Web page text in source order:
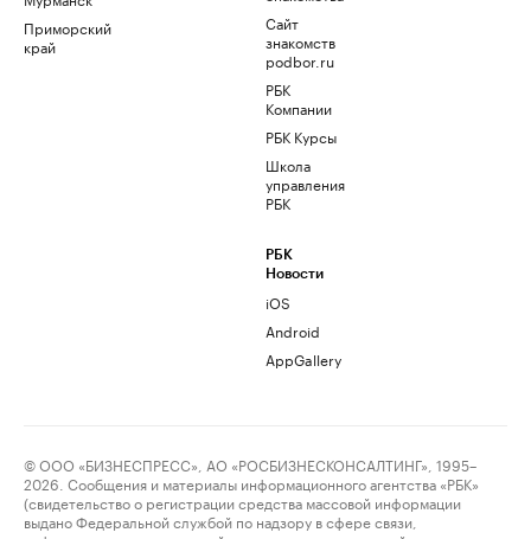
Приморский
край
Сайт
знакомств
podbor.ru
РБК
Компании
РБК Курсы
Школа
управления
РБК
РБК
Новости
iOS
Android
AppGallery
© ООО «БИЗНЕСПРЕСС», АО «РОСБИЗНЕСКОНСАЛТИНГ», 1995–
2026. Сообщения и материалы информационного агентства «РБК»
(свидетельство о регистрации средства массовой информации
выдано Федеральной службой по надзору в сфере связи,